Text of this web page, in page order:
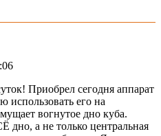
Приобрел сегодня аппарат
использовать его на
вогнутое дно куба.
дно, а не только центральная